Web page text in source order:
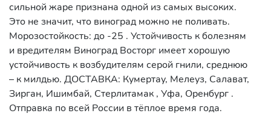
сильной жаре признана одной из самых высоких.
Это не значит, что виноград можно не поливать.
Морозостойкость: до -25 . Устойчивость к болезням
и вредителям Виноград Восторг имеет хорошую
устойчивость к возбудителям серой гнили, среднюю
– к милдью. ДОСТАВКА: Кумертау, Мелеуз, Салават,
Зирган, Ишимбай, Стерлитамак , Уфа, Оренбург .
Отправка по всей России в тёплое время года.